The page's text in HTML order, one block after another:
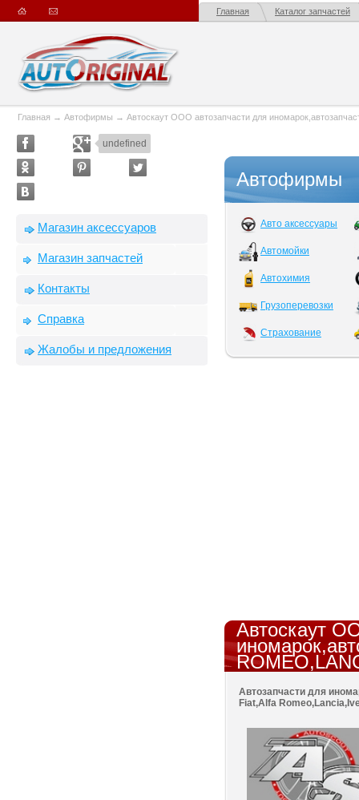
Главная Каталог запчастей
Главная → Автофирмы → Автоскаут ООО автозапчасти для
undefined
Магазин аксессуаров
Магазин запчастей
Контакты
Справка
Жалобы и предложения
Автофирмы
Авто аксессуары
Автомойки
Автохимия
Грузоперевозки
Страхование
Автоскаут
Автозапчасти для
Fiat,Alfa